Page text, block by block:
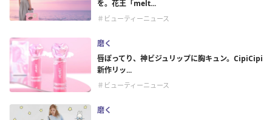
を。花王「melt...
＃ビューティーニュース
磨く
唇ぽってり、神ビジュリップに胸キュン。CipiCipi
新作リッ...
＃ビューティーニュース
磨く